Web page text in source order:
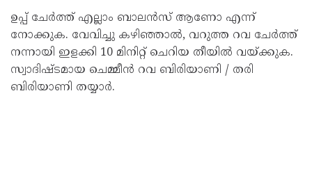
ഉപ്പ് ചേർത്ത് എല്ലാം ബാലൻസ് ആണോ എന്ന്
നോക്കുക. വേവിച്ചു കഴിഞ്ഞാൽ, വറുത്ത റവ ചേർത്ത്
നന്നായി ഇളക്കി 10 മിനിറ്റ് ചെറിയ തീയിൽ വയ്ക്കുക.
സ്വാദിഷ്ടമായ ചെമ്മീൻ റവ ബിരിയാണി / തരി
ബിരിയാണി തയ്യാർ.